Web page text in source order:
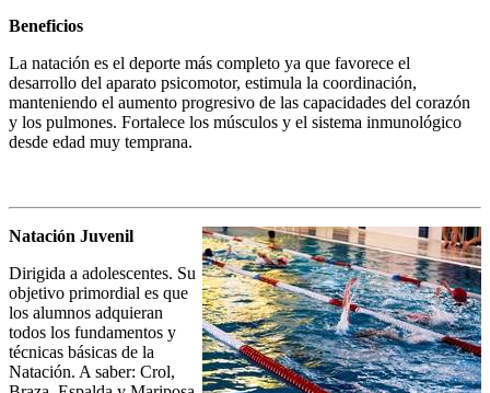
Beneficios
La natación es el deporte más completo ya que favorece el
desarrollo del aparato psicomotor, estimula la coordinación,
manteniendo el aumento progresivo de las capacidades del corazón
y los pulmones. Fortalece los músculos y el sistema inmunológico
desde edad muy temprana.
Natación Juvenil
Dirigida a adolescentes. Su
objetivo primordial es que
los alumnos adquieran
todos los fundamentos y
técnicas básicas de la
Natación. A saber: Crol,